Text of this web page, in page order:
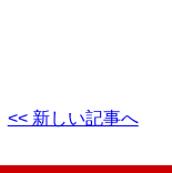
<< 新しい記事へ